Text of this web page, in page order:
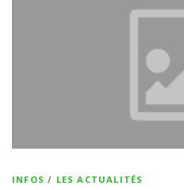
INFOS / LES ACTUALITÉS